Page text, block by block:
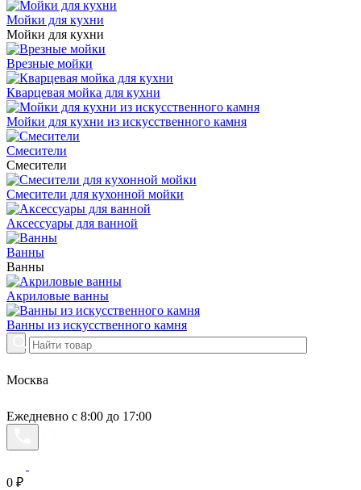
Мойки для кухни
Мойки для кухни
Врезные мойки
Кварцевая мойка для кухни
Мойки для кухни из искусственного камня
Смесители
Смесители
Смесители для кухонной мойки
Аксессуары для ванной
Ванны
Ванны
Акриловые ванны
Ванны из искусственного камня
Москва
Ежедневно с 8:00 до 17:00
0 ₽